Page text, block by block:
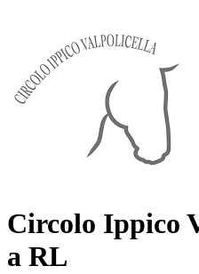
Circolo Ippico
a RL